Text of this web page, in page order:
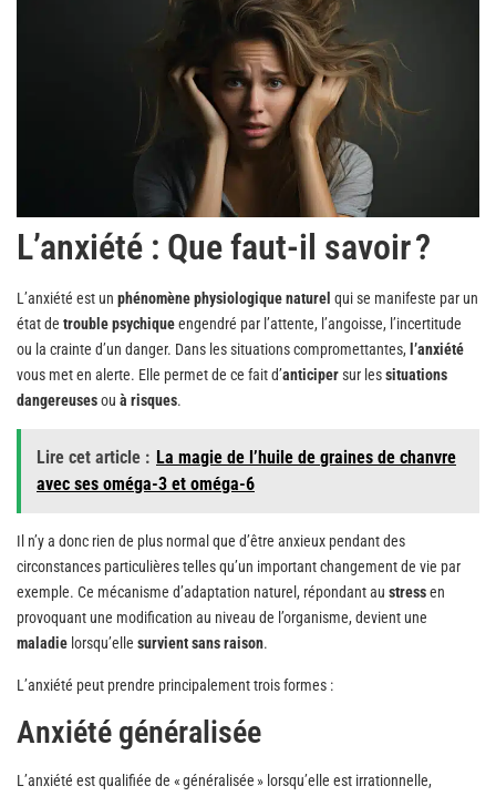
L’anxiété : Que faut-il savoir ?
L’anxiété est un phénomène physiologique naturel qui se manifeste par un
état de trouble psychiqueengendré par l’attente, l’angoisse, l’incertitude
ou la crainte d’un danger. Dans les situations compromettantes, l’anxiété
vous met en alerte. Elle permet de ce fait d’anticipersur lessituations
dangereusesou à risques.
Lire cet article : La magie de l’huile de graines de chanvre
avec ses oméga-3 et oméga-6
Il n’y a donc rien de plus normal que d’être anxieux pendant des
circonstances particulières telles qu’un important changement de vie par
exemple. Ce mécanisme d’adaptation naturel, répondant au stressen
provoquant une modification au niveau de l’organisme, devient une
maladie lorsqu’elle survient sans raison.
L’anxiété peut prendre principalement trois formes :
Anxiété généralisée
L’anxiété est qualifiée de « généralisée » lorsqu’elle est irrationnelle,